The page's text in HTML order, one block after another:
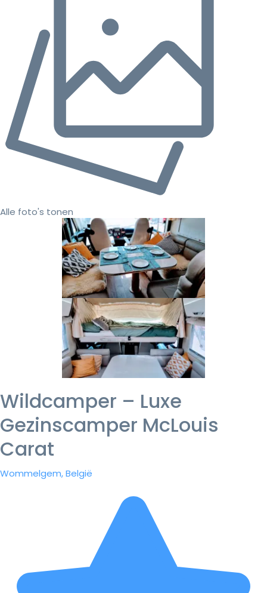
Alle foto's tonen
Wildcamper – Luxe
Gezinscamper McLouis
Carat
Wommelgem, België